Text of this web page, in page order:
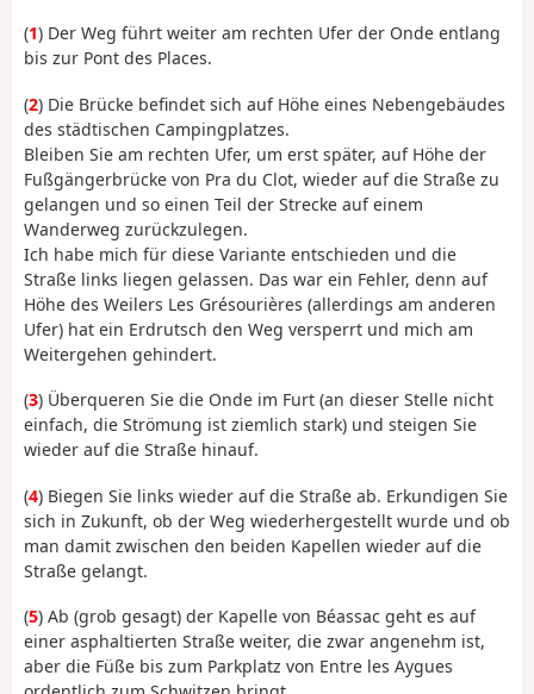
(1) Der Weg führt weiter am rechten Ufer der Onde entlang
bis zur Pont des Places.
(2) Die Brücke befindet sich auf Höhe eines Nebengebäudes
des städtischen Campingplatzes.
Bleiben Sie am rechten Ufer, um erst später, auf Höhe der
Fußgängerbrücke von Pra du Clot, wieder auf die Straße zu
gelangen und so einen Teil der Strecke auf einem
Wanderweg zurückzulegen.
Ich habe mich für diese Variante entschieden und die
Straße links liegen gelassen. Das war ein Fehler, denn auf
Höhe des Weilers Les Grésourières (allerdings am anderen
Ufer) hat ein Erdrutsch den Weg versperrt und mich am
Weitergehen gehindert.
(3) Überqueren Sie die Onde im Furt (an dieser Stelle nicht
einfach, die Strömung ist ziemlich stark) und steigen Sie
wieder auf die Straße hinauf.
(4) Biegen Sie links wieder auf die Straße ab. Erkundigen Sie
sich in Zukunft, ob der Weg wiederhergestellt wurde und ob
man damit zwischen den beiden Kapellen wieder auf die
Straße gelangt.
(5) Ab (grob gesagt) der Kapelle von Béassac geht es auf
einer asphaltierten Straße weiter, die zwar angenehm ist,
aber die Füße bis zum Parkplatz von Entre les Aygues